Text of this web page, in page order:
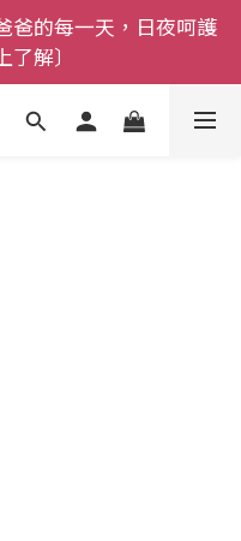
額再送新品-悠哉斑馬
〕
爸的每一天，日夜呵護
解〕
額再送新品-悠哉斑馬
解〕